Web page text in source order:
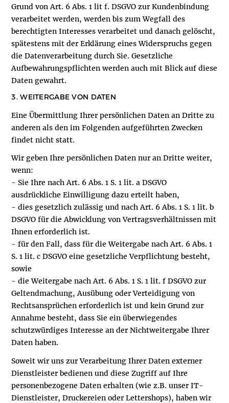
Grund von Art. 6 Abs. 1 lit f. DSGVO zur Kundenbindung
verarbeitet werden, werden bis zum Wegfall des
berechtigten Interesses verarbeitet und danach gelöscht,
spätestens mit der Erklärung eines Widerspruchs gegen
die Datenverarbeitung durch Sie. Gesetzliche
Aufbewahrungspflichten werden auch mit Blick auf diese
Daten gewahrt.
3. WEITERGABE VON DATEN
Eine Übermittlung Ihrer persönlichen Daten an Dritte zu
anderen als den im Folgenden aufgeführten Zwecken
findet nicht statt.
Wir geben Ihre persönlichen Daten nur an Dritte weiter,
wenn:
- Sie Ihre nach Art. 6 Abs. 1 S. 1 lit. a DSGVO
ausdrückliche Einwilligung dazu erteilt haben,
- dies gesetzlich zulässig und nach Art. 6 Abs. 1 S. 1 lit. b
DSGVO für die Abwicklung von Vertragsverhältnissen mit
Ihnen erforderlich ist.
- für den Fall, dass für die Weitergabe nach Art. 6 Abs. 1
S. 1 lit. c DSGVO eine gesetzliche Verpflichtung besteht,
sowie
- die Weitergabe nach Art. 6 Abs. 1 S. 1 lit. f DSGVO zur
Geltendmachung, Ausübung oder Verteidigung von
Rechtsansprüchen erforderlich ist und kein Grund zur
Annahme besteht, dass Sie ein überwiegendes
schutzwürdiges Interesse an der Nichtweitergabe Ihrer
Daten haben.
Soweit wir uns zur Verarbeitung Ihrer Daten externer
Dienstleister bedienen und diese Zugriff auf Ihre
personenbezogene Daten erhalten (wie z.B. unser IT-
Dienstleister, Druckereien oder Lettershops), haben wir